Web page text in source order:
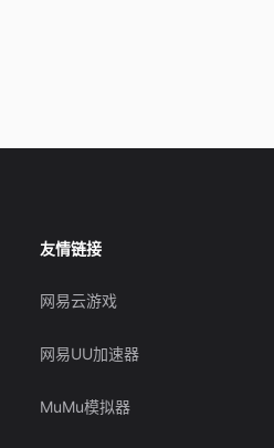
友情链接
网易云游戏
网易UU加速器
MuMu模拟器